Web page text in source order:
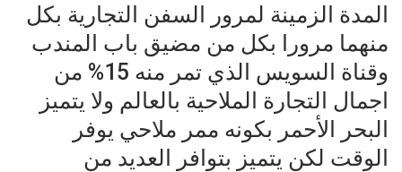
المدة الزمينة لمرور السفن التجارية بكل
منهما مرورا بكل من مضيق باب المندب
وقناة السويس الذي تمر منه 15% من
اجمال التجارة الملاحية بالعالم ولا يتميز
البحر الأحمر بكونه ممر ملاحي يوفر
الوقت لكن يتميز بتوافر العديد من